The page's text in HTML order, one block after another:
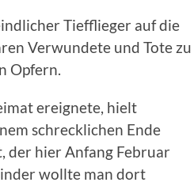
Tiefflieger auf die
Verwundete und Tote zu
Opfern.
ereignete, hielt
schrecklichen Ende
der hier Anfang Februar
wollte man dort